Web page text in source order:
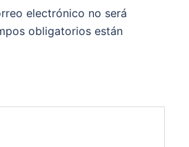
electrónico no será
obligatorios están